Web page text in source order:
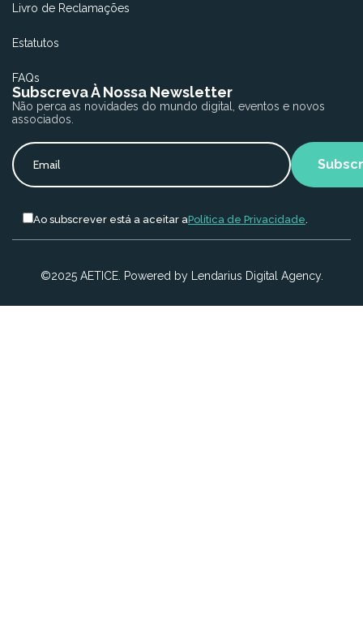
Livro de Reclamações
Estatutos
FAQs
Subscreva À Nossa Newsletter
Não perca as novidades do mundo digital, eventos e novos
associados.
Ao subscrever está a aceitar aPolítica de Privacidade
©2025 AETICE. Powered by Lendarius Digital Agency.